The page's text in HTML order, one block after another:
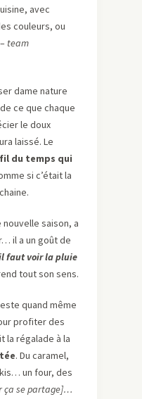
avec
couleurs, ou
team
dame nature
ce que chaque
le doux
laissé. Le
du temps qui
si c’était la
saison, a
il a un goût de
faut voir la pluie
tout son sens.
quand même
profiter des
la régalade à la
. Du caramel,
un four, des
ça se partage]…